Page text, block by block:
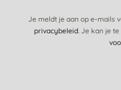
Je meldt je aan op e-mails
privacybeleid. Je kan je